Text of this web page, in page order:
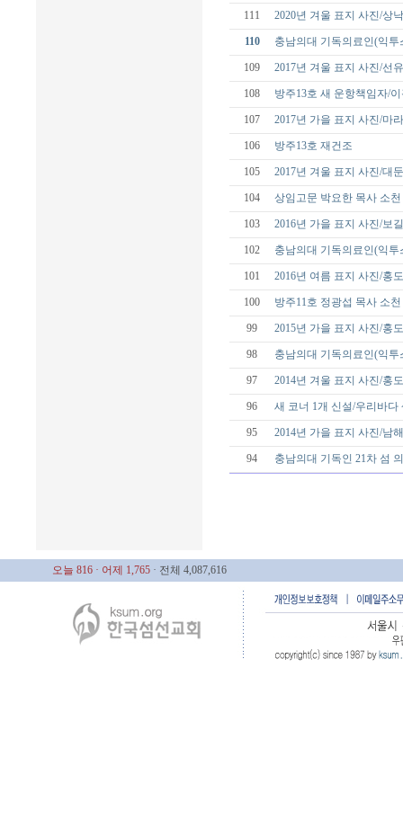
111 2020년 겨울 표지 사진/상
110 충남의대 기독의료인(익
109 2017년 겨울 표지 사진/선
108 방주13호 새 운항책임자/
107 2017년 가을 표지 사진/마
106 방주13호 재건조
105 2017년 겨울 표지 사진/대
104 상임고문 박요한 목사 소천
103 2016년 가을 표지 사진/보
102 충남의대 기독의료인(익투
101 2016년 여름 표지 사진/홍
100 방주11호 정광섭 목사 소천
99 2015년 가을 표지 사진/홍
98 충남의대 기독의료인(익
97 2014년 겨울 표지 사진/홍
96 새 코너 1개 신설/우리바다
95 2014년 가을 표지 사진/남
94 충남의대 기독인 21차 섬
오늘 816 · 어제 1,765 · 전체 4,087,616